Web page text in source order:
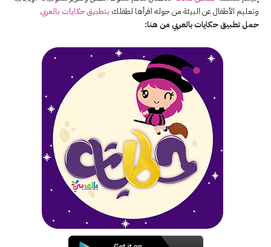
وتعليم الأطفال عن البيئة من حوله اقرأها لطفلك بتطبيق حكايات بالعربي
حمل تطبيق حكايات بالعربي من هنا: